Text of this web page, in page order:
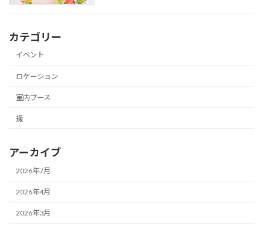
カテゴリー
イベント
ロケーション
室内ブース
撮
アーカイブ
2026年7月
2026年4月
2026年3月